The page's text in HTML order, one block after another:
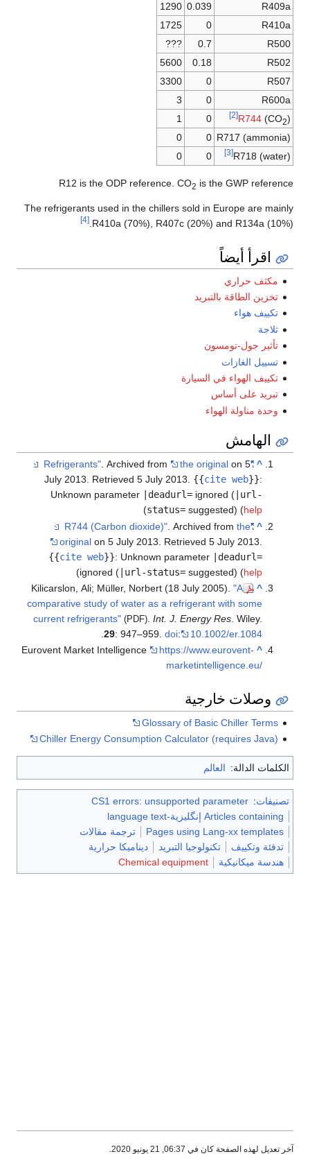
R409a
0.039
1290
R410a
0
1725
R500
0.7
???
R502
0.18
5600
R507
0
3300
R600a
0
3
R744 (CO2)
[2]
0
1
R717 (ammonia)
0
0
R718 (water)
[3]
0
0
R12 is the ODP reference. CO2 is the GWP reference
The refrigerants used in the chillers sold in Europe are mainly
R410a (70%), R407c (20%) and R134a (10%).
[4]
اقرأ أيضاً
مكثف حراري
تخزين الطاقة بالتبريد
تكييف هواء
ثلاجة
تأثير جول-تومسون
تسييل الغازات
تكييف الهواء في السيارة
تبريد على أساس
وحدة مناولة الهواء
الهامش
^
"Refrigerants"
. Archived from the original on 5
July 2013 . Retrieved5 July 2013 {{cite web}}:
Unknown parameter
|deadurl= ignored ( |url-
status= suggested) (help
)
^
"R744 (Carbon dioxide)"
. Archived fromthe
original on 5 July 2013 . Retrieved5 July 2013
{{cite web}}: Unknown parameter |deadurl=
ignored (|url-status= suggested) (help
)
^
Kilicarslon, Ali; Müller, Norbert (18 July 2005)."A
comparative study of water as a refrigerant with some
current refrigerants" (PDF) .Int. J. Energy Res . Wiley.
29: 947–959.doi: 10.1002/er.1084
.
^
Eurovent Market Intelligence
https://www.eurovent-
marketintelligence.eu/
وصلات خارجية
Glossary of Basic Chiller Terms
Chiller Energy Consumption Calculator (requires Java)
الكلمات الدالة: العالم
تصنيفات:
CS1 errors: unsupported parameter
Articles containing إنگليزية-language text
Pages using Lang-xx templates
ترجمة مقالات
تدفئة وتكييف
تكنولوجيا التبريد
ديناميكا حرارية
هندسة ميكانيكية
Chemical equipment
آخر تعديل لهذه الصفحة كان في 06:37, 21 يونيو 2020.